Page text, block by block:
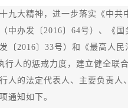
大精神，进一步落实《中共
中办发〔2016〕64号）、《
〔2016〕33号）和《最高人
人的惩戒力度，建立健全联
人的法定代表人、主要负责人
通知如下。